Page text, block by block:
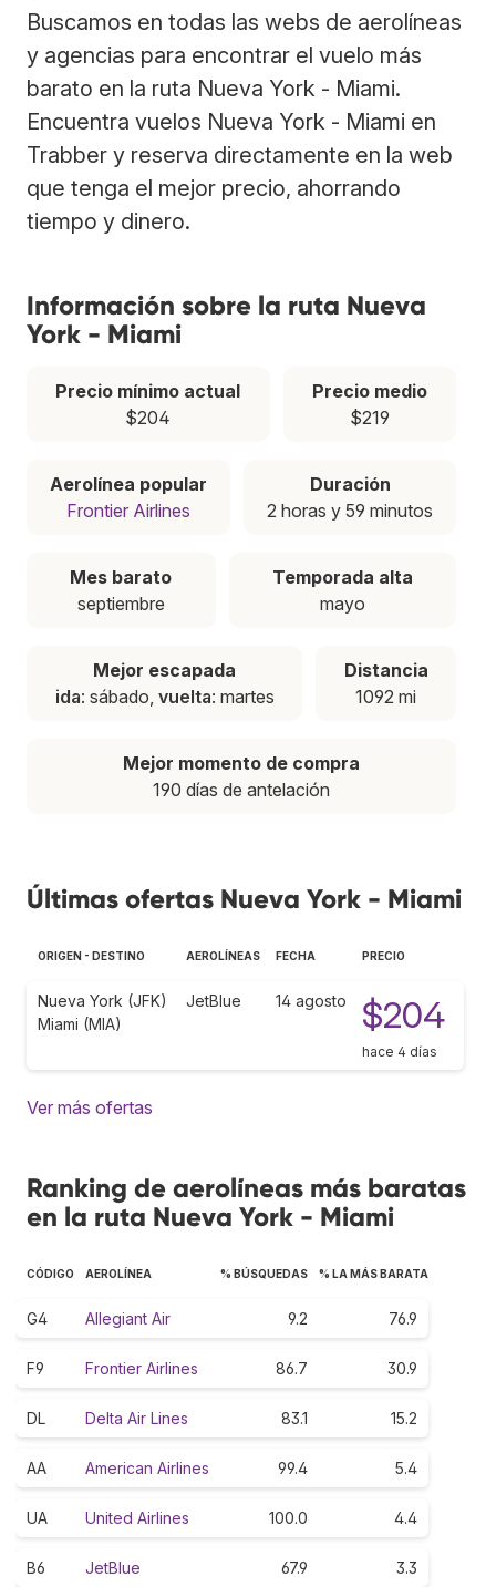
Buscamos en todas las webs de aerolíneas
y agencias para encontrar el vuelo más
barato en la ruta Nueva York - Miami.
Encuentra vuelos Nueva York - Miami en
Trabber y reserva directamente en la web
que tenga el mejor precio, ahorrando
tiempo y dinero.
Información sobre la ruta Nueva
York - Miami
Precio mínimo actual
$204
Precio medio
$219
Aerolínea popular
Frontier Airlines
Duración
2 horas y 59 minutos
Mes barato
septiembre
Temporada alta
mayo
Mejor escapada
ida: sábado, vuelta: martes
Distancia
1092 mi
Mejor momento de compra
190 días de antelación
Últimas ofertas Nueva York - Miami
ORIGEN - DESTINO AEROLÍNEAS FECHA PRECIO
Nueva York (JFK)
Miami (MIA)
JetBlue 14 agosto $204
hace 4 días
Ver más ofertas
Ranking de aerolíneas más baratas
en la ruta Nueva York - Miami
CÓDIGO AEROLÍNEA % BÚSQUEDAS % LA MÁS BARATA
G4 Allegiant Air 9.2 76.9
F9 Frontier Airlines 86.7 30.9
DL Delta Air Lines 83.1 15.2
AA American Airlines 99.4 5.4
UA United Airlines 100.0 4.4
B6 JetBlue 67.9 3.3